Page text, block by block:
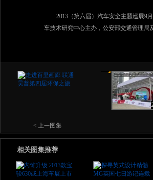
2013（第六届）汽车安全主题巡展9
车技术研究中心主办，公安部交通管理
< 上一图集
相关图集推荐